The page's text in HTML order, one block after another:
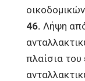
46. Λήψη
πλαίσια του